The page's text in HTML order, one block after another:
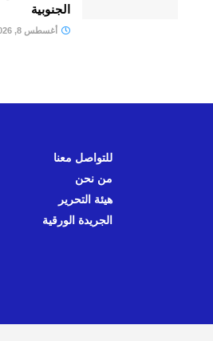
الجنوبية
أغسطس 8, 2026
للتواصل معنا
من نحن
هيئة التحرير
الجريدة الورقية